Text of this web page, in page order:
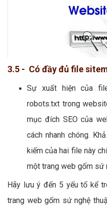
3.5 - Có đầy đủ file
Sự xuất hiện của
robots.txt trong
mục đích SEO của
cách nhanh chóng.
kiếm của hai file này
một trang web gốm sứ
Hãy lưu ý đến 5 yếu tố kể
trang web gốm sứ nghệ